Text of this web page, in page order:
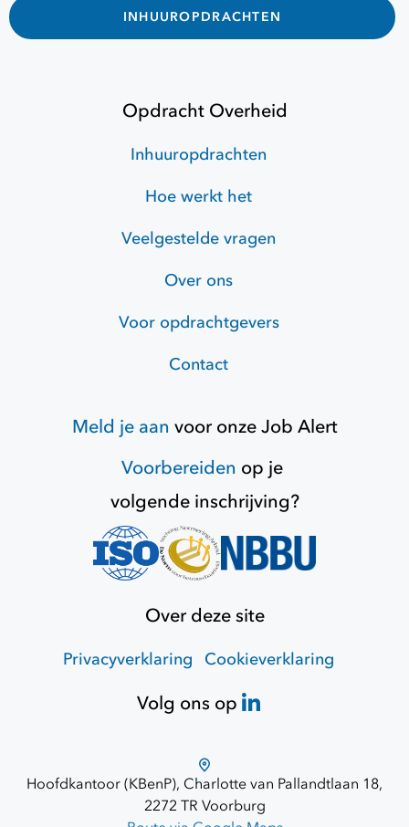
INHUUROPDRACHTEN
Opdracht Overheid
Inhuuropdrachten
Hoe werkt het
Veelgestelde vragen
Over ons
Voor opdrachtgevers
Contact
Meld je aan voor onzeJob Alert
Voorbereiden op je
volgende inschrijving?
Over deze site
Privacyverklaring Cookieverklaring
Volg ons op
Hoofdkantoor (KBenP), Charlotte van Pallandtlaan 18,
2272 TR Voorburg